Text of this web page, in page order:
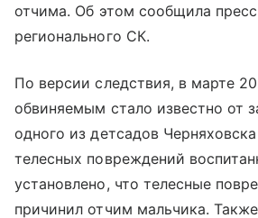
отчима. Об этом сообщила
регионального СК.
По версии следствия, в марте
обвиняемым стало известно от
одного из детсадов
телесных повреждений
установлено, что телесные
причинил отчим мальчика.